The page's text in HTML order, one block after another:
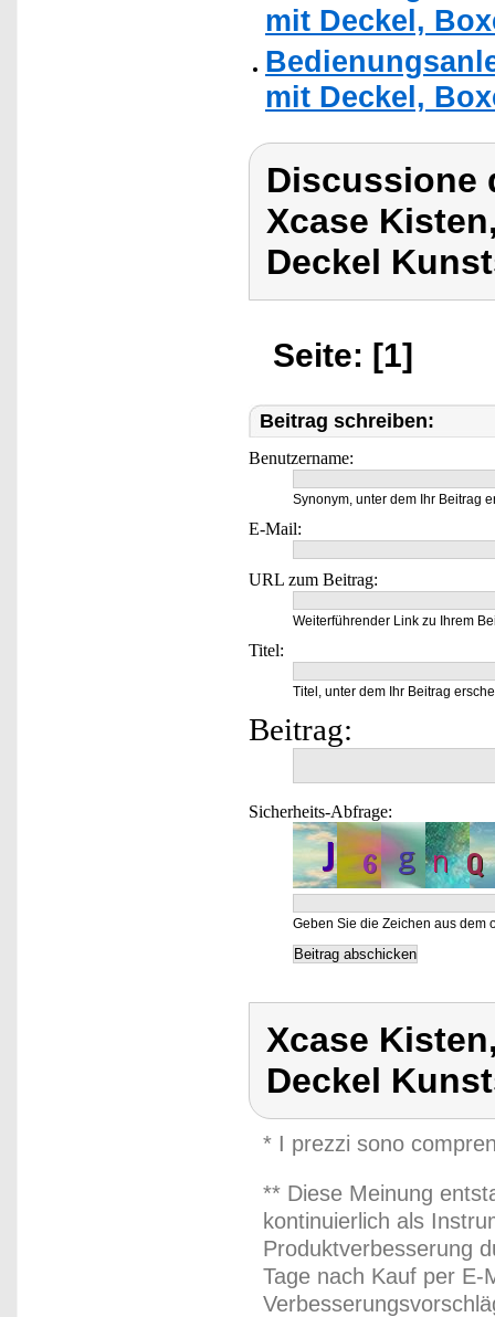
mit Deckel,
mit Deckel,
Discussione
Xcase
Deckel
Seite: [1]
Beitrag schreiben:
Benutzername:
Synonym, unter dem Ihr Beitrag
E-Mail:
URL zum Beitrag:
Weiterführender Link zu Ihrem
Titel:
Titel, unter dem Ihr Beitrag
Beitrag:
Sicherheits-Abfrage:
Geben Sie die Zeichen aus dem
Xcase
Deckel
* I prezzi sono
** Diese Meinung
kontinuierlich als
Produktverbesserung
Tage nach Kauf per E-